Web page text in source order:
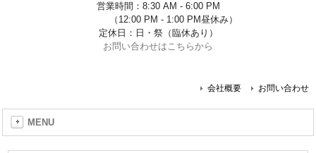
営業時間：8:30 AM - 6:00 PM
（12:00 PM - 1:00 PM昼休み）
定休日：日・祭（臨休あり）
お問い合わせはこちらから
会社概要 お問い合わせ
MENU